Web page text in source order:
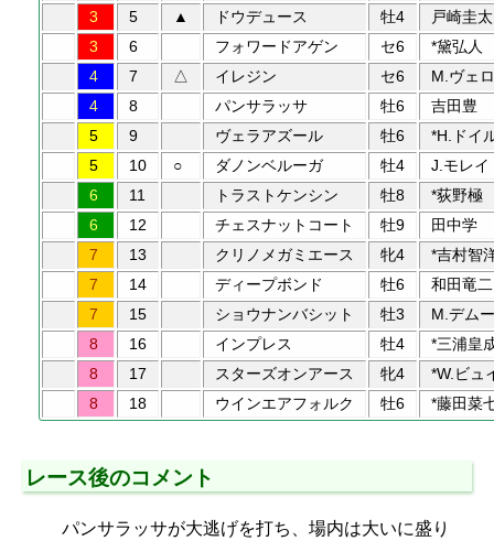
3
5 ▲ ドウデュース 牡4
戸崎圭太
3
6 フォワードアゲン セ6
*黛弘人
4
7 △ イレジン セ6
M.ヴェロ
4
8 パンサラッサ 牡6
吉田豊
5
9 ヴェラアズール 牡6
*H.ドイ
5
10 ○ ダノンベルーガ 牡4
J.モレイ
6
11 トラストケンシン 牡8
*荻野極
6
12 チェスナットコート 牡9
田中学
7
13 クリノメガミエース 牝4
*吉村智
7
14 ディープボンド 牡6
和田竜二
7
15 ショウナンバシット 牡3
M.デムー
8
16 インプレス 牡4
*三浦皇
8
17 スターズオンアース 牝4
*W.ビュ
8
18 ウインエアフォルク 牡6 *藤田菜
レース後のコメント
パンサラッサが大逃げを打ち、場内は大いに盛り